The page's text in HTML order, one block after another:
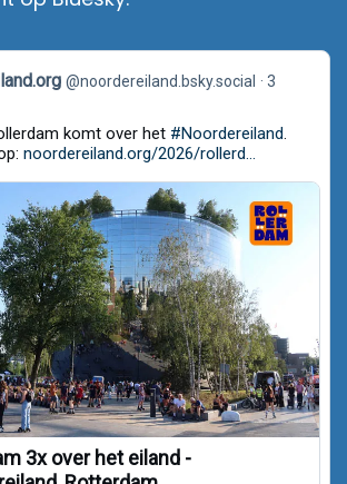
@noordereiland.bsky.social
3
komt over het #Noordereiland.
noordereiland.org/2026/rollerd...
3x over het eiland -